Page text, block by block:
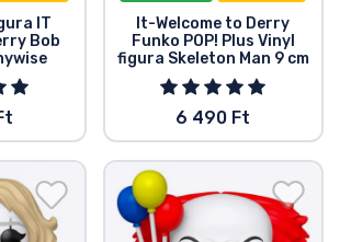
IT
Bob
It-Welcome to Derry
Funko POP! Plus Vinyl
figura Skeleton Man 9 cm
6 490 Ft